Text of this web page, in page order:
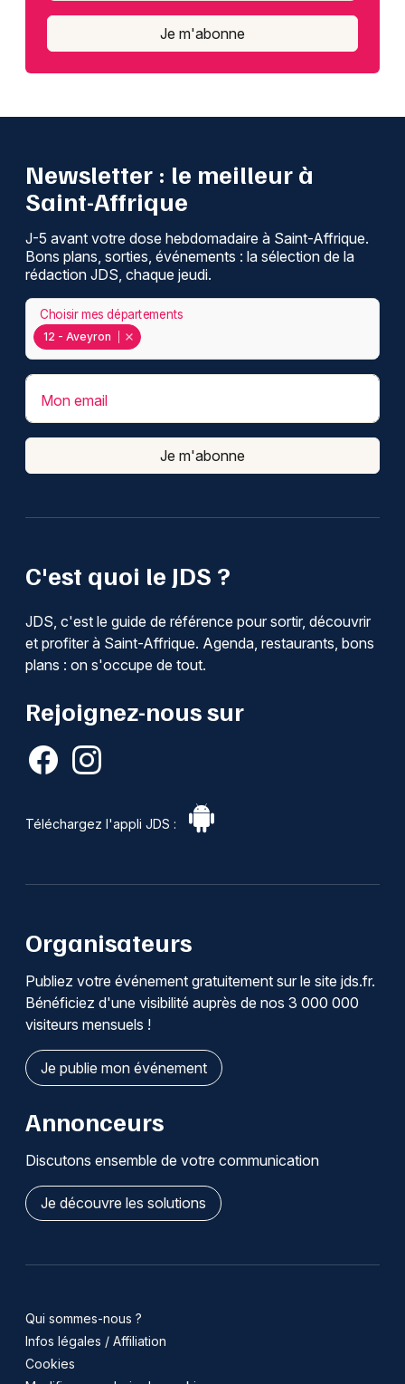
Je m'abonne
C'est quoi le JDS ?
JDS, c'est le guide de référence pour sortir, découvrir
et profiter à Saint-Affrique. Agenda, restaurants, bons
plans : on s'occupe de tout.
Rejoignez-nous sur
Téléchargez l'appli JDS :
Newsletter : le meilleur à
Saint-Affrique
J-5 avant votre dose hebdomadaire à Saint-Affrique.
Bons plans, sorties, événements : la sélection de la
rédaction JDS, chaque jeudi.
12 - Aveyron
Choisir mes départements
Mon email
Je m'abonne
Organisateurs
Publiez votre événement gratuitement sur le site jds.fr.
Bénéficiez d'une visibilité auprès de nos 3 000 000
visiteurs mensuels !
Je publie mon événement
Annonceurs
Discutons ensemble de votre communication
Je découvre les solutions
Qui sommes-nous ?
Infos légales / Affiliation
Cookies